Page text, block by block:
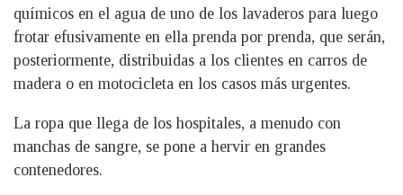
químicos en el agua de uno de los lavaderos para luego
frotar efusivamente en ella prenda por prenda, que serán,
posteriormente, distribuidas a los clientes en carros de
madera o en motocicleta en los casos más urgentes.
La ropa que llega de los hospitales, a menudo con
manchas de sangre, se pone a hervir en grandes
contenedores.